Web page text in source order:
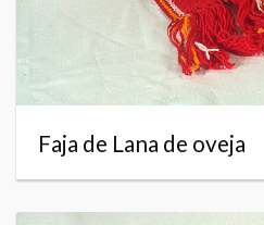
Faja de Lana de oveja